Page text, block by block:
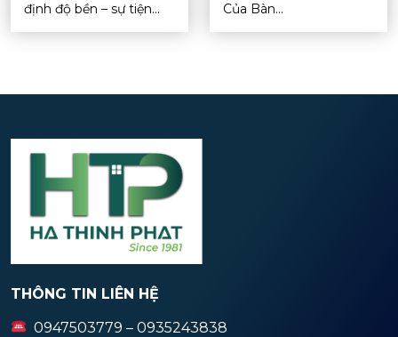
định độ bền – sự tiện...
Của Bàn...
THÔNG TIN LIÊN HỆ
0947503779 – 0935243838